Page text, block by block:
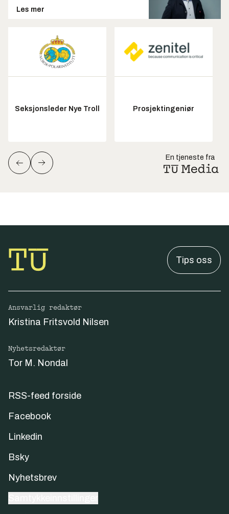
Les mer
Seksjonsleder Nye Troll Prosjektingeniør
En tjeneste fra
Tips oss
Ansvarlig redaktør
Kristina Fritsvold Nilsen
Nyhetsredaktør
Tor M. Nondal
RSS-feed forside
Facebook
Linkedin
Bsky
Nyhetsbrev